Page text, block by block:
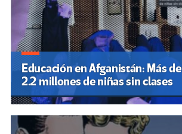
Educación en Afganistán: Más de
2.2 millones de niñas sin clases